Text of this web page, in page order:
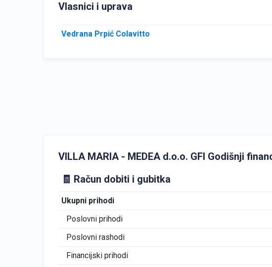
Vlasnici i uprava
Vedrana Prpić Colavitto
VILLA MARIA - MEDEA d.o.o. GFI Godišnji
🧾 Račun dobiti i gubitka
Ukupni prihodi
Poslovni prihodi
Poslovni rashodi
Financijski prihodi